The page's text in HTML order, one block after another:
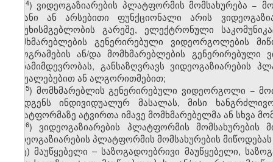
4) ვიდეოგაზიარების პლატფორმის მომსახურება −
მიზანი ან არსებითი ფუნქციონალი არის
პასუხისმგებლობის გარეშე, ელექტრონული
მომხმარებლების გენერირებული ვიდეორგოლების
პროგრამების ან/და მომხმარებლების
თანამიმდევრობას, განსაზღვრავს
საშუალებებით ან ალგორითმებით;
5) მომხმარებლის გენერირებული ვიდეორგოლი −
შეადგენს ინდივიდუალურ მასალას, მისი
პლატფორმაზე ატვირთა იმავე მომხმარებელმა ან სხვა
6) ვიდეოგაზიარების პლატფორმის
ვიდეოგაზიარების პლატფორმის მომსახურების
ტ) მაუწყებელი – საზოგადოებრივი მაუწყებელი,